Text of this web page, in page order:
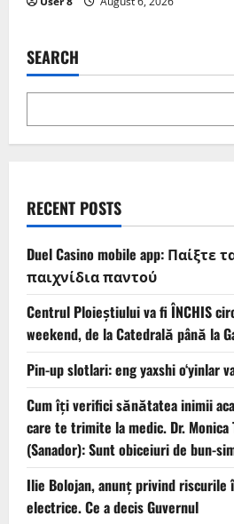
SEARCH
RECENT POSTS
Duel Casino mobile app:
παιχνίδια παντού
Centrul Ploieștiului va fi ÎNCHIS
weekend, de la Catedrală până la
Pin-up slotlari: eng yaxshi o‘yinlar
Cum îți verifici sănătatea inimii
care te trimite la medic. Dr. Monica
(Sanador): Sunt obiceiuri de bun-
Ilie Bolojan, anunț privind riscurile
electrice. Ce a decis Guvernul